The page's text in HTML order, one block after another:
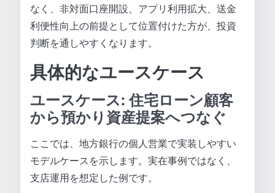
なく、非対面口座開設、アプリ利用拡大、送金
利便性向上の前提として位置付けた方が、投資
判断を通しやすくなります。
具体的なユースケース
ユースケース: 住宅ローン顧客
から預かり資産提案へつなぐ
ここでは、地方銀行の個人営業で実装しやすい
モデルケースを示します。実在事例ではなく、
支店運用を想定した例です。